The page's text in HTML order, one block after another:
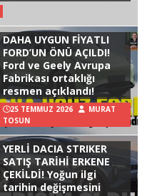
DAHA UYGUN FİYATLI
FORD’UN ÖNÜ AÇILDI!
Ford ve Geely Avrupa
Fabrikası ortaklığı
resmen açıklandı!
25 TEMMUZ 2026
MURAT
TOSUN
YERLİ DACIA STRIKER
SATIŞ TARİHİ ERKENE
ÇEKİLDİ! Yoğun ilgi
tarihin değişmesini